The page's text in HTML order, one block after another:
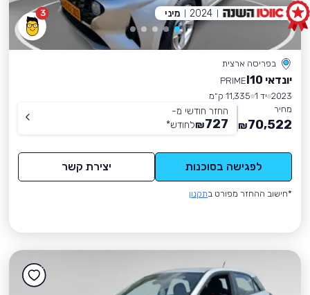
3
בפריסה ארצית
יונדאי I10
PRIME
2023 יד 1
11,335 ק״מ
מחיר
70,522
₪
החזר חודשי מ-
727
₪לחודש*
לפגישה בסוכנות יצירת קשר
*חישוב ההחזר מפורט בתקנון
2024 מיני